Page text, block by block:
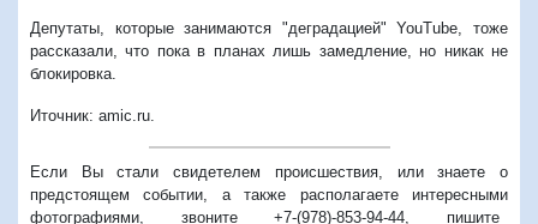
Депутаты, которые занимаются "деградацией" YouTube, тоже
рассказали, что пока в планах лишь замедление, но никак не
блокировка.
Иточник: amic.ru.
Если Вы стали свидетелем происшествия, или знаете о
предстоящем событии, а также располагаете интересными
фотографиями, звоните +7-(978)-853-94-44, пишите